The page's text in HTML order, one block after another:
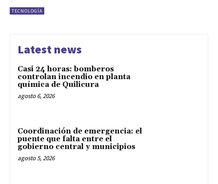
TECNOLOGÍA
Latest news
Casi 24 horas: bomberos
controlan incendio en planta
química de Quilicura
agosto 6, 2026
Coordinación de emergencia: el
puente que falta entre el
gobierno central y municipios
agosto 5, 2026